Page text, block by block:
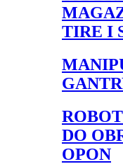
TIRE I
DO
OPON